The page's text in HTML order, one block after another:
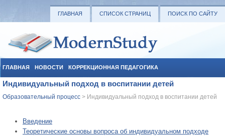
ГЛАВНАЯ СПИСОК СТРАНИЦ ПОИСК ПО САЙТУ
ГЛАВНАЯ НОВОСТИ КОРРЕКЦИОННАЯ ПЕДАГОГИКА
СОЦИАЛЬНАЯ ПЕДАГОГИКА УЧЕБНЫЕ МАТЕРИАЛЫ
Индивидуальный подход в воспитании детей
Образовательный процесс > Индивидуальный подход в воспитании детей
Введение
Теоретические основы вопроса об индивидуальном подходе